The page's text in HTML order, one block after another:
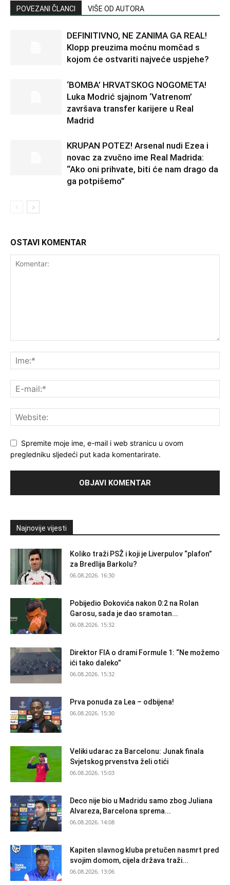
POVEZANI ČLANCI VIŠE OD AUTORA
DEFINITIVNO, NE ZANIMA GA REAL!
Klopp preuzima moćnu momčad s
kojom će ostvariti najveće uspjehe?
‘BOMBA’ HRVATSKOG NOGOMETA!
Luka Modrić sjajnom ‘Vatrenom’
završava transfer karijere u Real
Madrid
KRUPAN POTEZ! Arsenal nudi Ezea i
novac za zvučno ime Real Madrida:
“Ako oni prihvate, biti će nam drago da
ga potpišemo”
OSTAVI KOMENTAR
Spremite moje ime, e-mail i web stranicu u ovom
pregledniku sljedeći put kada komentarirate.
Najnovije vijesti
Koliko traži PSŽ i koji je Liverpulov “plafon”
za Bredlija Barkolu?
06.08.2026. 16:30
Pobijedio Đokovića nakon 0:2 na Rolan
Garosu, sada je dao sramotan...
06.08.2026. 15:32
Direktor FIA o drami Formule 1: “Ne možemo
ići tako daleko”
06.08.2026. 15:32
Prva ponuda za Lea – odbijena!
06.08.2026. 15:30
Veliki udarac za Barcelonu: Junak finala
Svjetskog prvenstva želi otići
06.08.2026. 15:03
Deco nije bio u Madridu samo zbog Juliana
Alvareza, Barcelona sprema...
06.08.2026. 14:08
Kapiten slavnog kluba pretučen nasmrt pred
svojim domom, cijela država traži...
06.08.2026. 13:06